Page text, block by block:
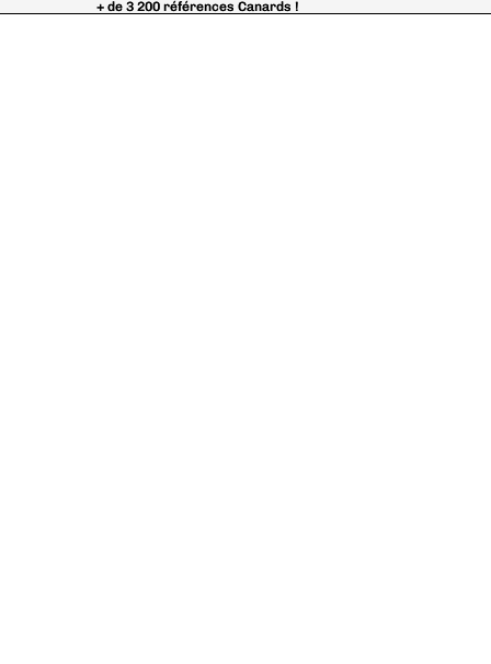
+ de 3 200 références Canards !
+ de 3 200 références Canards !